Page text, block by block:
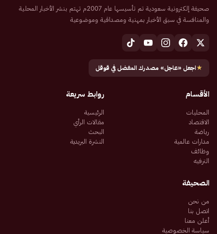
صحيفة إلكترونية سعودية تم تأسيسها عام 2007م تهتم بنشر الأخبار المحلية
والمنافسة في سبق الأخبار بمهنية ومصداقية وموضوعية
★اجعل «عاجل» مصدرك المفضل في قوقل
الأقسام
المحليات
الاقتصاد
رياضة
مدارات عالمية
وظائف
الترفيه
روابط سريعة
الرئيسية
مقالات الرأي
البحث
النشرة البريدية
الصحيفة
من نحن
اتصل بنا
أعلن معنا
سياسة الخصوصية